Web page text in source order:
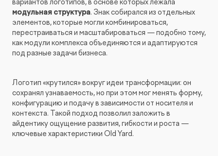
вариантов логотипов, в основе которых лежала
модульная структура. Знак собирался из отдельных
элементов, которые могли комбинироваться,
перестраиваться и масштабироваться — подобно тому,
как модули комплекса объединяются и адаптируются
под разные задачи бизнеса.
Логотип «крутился» вокруг идеи трансформации: он
сохранял узнаваемость, но при этом мог менять форму,
конфигурацию и подачу в зависимости от носителя и
контекста. Такой подход позволил заложить в
айдентику ощущение развития, гибкости и роста —
ключевые характеристики Old Yard.